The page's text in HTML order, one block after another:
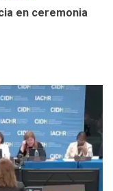
en ceremonia